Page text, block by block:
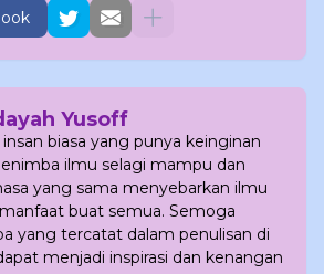
Yusoff
biasa yang punya keinginan
ilmu selagi mampu dan
yang sama menyebarkan ilmu
buat semua. Semoga
yang tercatat dalam penulisan di
menjadi inspirasi dan kenangan